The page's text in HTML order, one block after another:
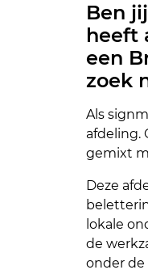
Ben
heeft
een
zoek
Als
afdeling.
gemixt
Deze
lokale
de
onder de